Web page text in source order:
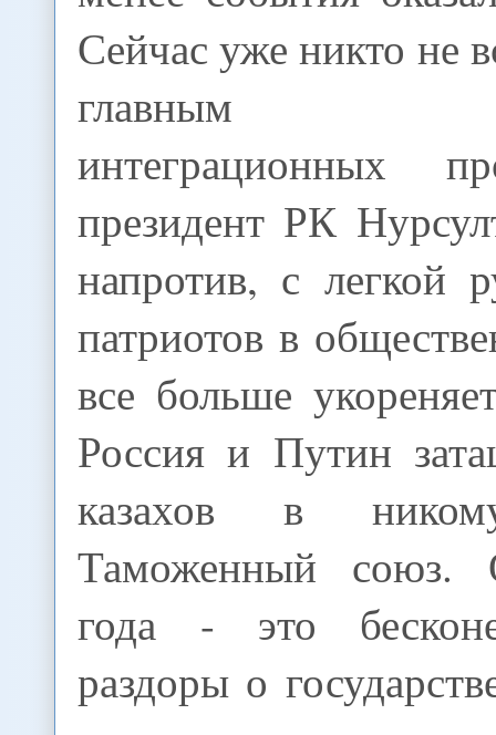
Сейчас уже никто не
главным
интеграционных
президент РК
напротив, с легкой
патриотов в
все больше
Россия и Путин
казахов в
Таможенный союз.
года - это
раздоры о